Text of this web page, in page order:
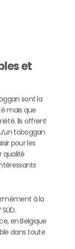
et
sont la
mais que
Ils offrent
toboggan
pour les
qualité
à la
en Belgique
dans toute